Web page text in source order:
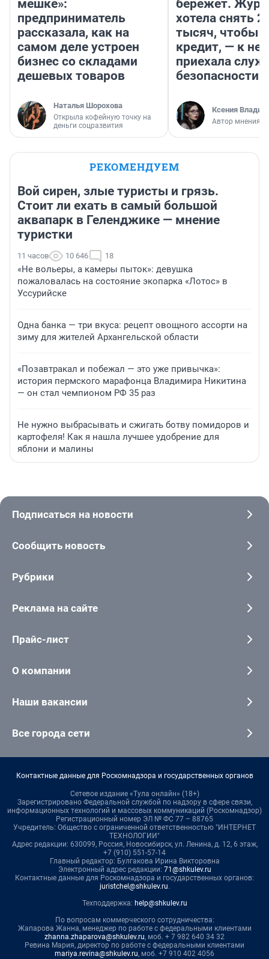
мешке»:
предприниматель
рассказала, как на
самом деле устроен
бизнес со складами
дешевых товаров
Наталья Шорохова
Открыла кофейную точку на
деньги соцразвития
бережет.
хотела снять
тысяч, чтобы
кредит, — к
приехала
безопасности
Ксения
Автор мнения
РЕКОМЕНДУЕМ
Вой сирен, злые туристы и грязь.
Стоит ли ехать в самый большой
аквапарк в Геленджике — мнение
туристки
11 часов 10 646 18
«Не вольеры, а камеры пыток»: девушка
пожаловалась на состояние экопарка «Лотос» в
Уссурийске
Одна банка — три вкуса: рецепт овощного ассорти на
зиму для жителей Архангельской области
«Позавтракал и побежал — это уже привычка»:
история пермского марафонца Владимира Никитина
— он стал чемпионом РФ 35 раз
Не нужно выбрасывать и сжигать ботву помидоров и
картофеля! Как я нашла лучшее удобрение для
яблони и малины
Подписаться на новости
Сообщить новость
Рубрики
Реклама на сайте
Прайс-лист
О компании
Наши вакансии
Все города сети
Контактные данные для Роскомнадзора и государственных органов
Сетевое издание «Тула онлайн» (18+)
Зарегистрировано Федеральной службой по надзору в сфере связи,
информационных технологий и массовых коммуникаций (Роскомнадзор)
Регистрационный номер ЭЛ № ФС 77 – 88765
Учредитель: Общество с ограниченной ответственностью "ИНТЕРНЕТ
ТЕХНОЛОГИИ"
Адрес редакции: 630099, Россия, Новосибирск, ул. Ленина, д. 12, 6 этаж,
+7 (910) 551-57-14
Главный редактор: Булгакова Ирина Викторовна
Электронный адрес редакции: 71@shkulev.ru
Контактные данные для Роскомнадзора и государственных органов:
juristchel@shkulev.ru.
Техподдержка: help@shkulev.ru
По вопросам коммерческого сотрудничества:
Жапарова Жанна, менеджер по работе с федеральными клиентами
zhanna.zhaparova@shkulev.ru, моб. + 7 982 640 34 32
Ревина Мария, директор по работе с федеральными клиентами
mariya.revina@shkulev.ru, моб. +7 910 402 4056